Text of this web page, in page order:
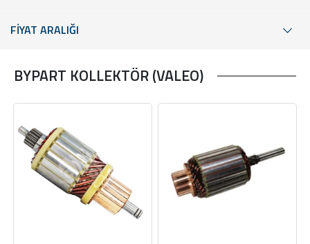
FİYAT ARALIĞI
BYPART KOLLEKTÖR (VALEO)